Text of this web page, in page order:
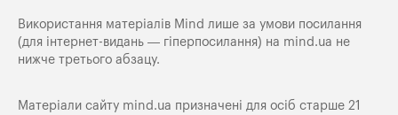
Використання матеріалів Mind лише за умови посилання
(для інтернет-видань — гіперпосилання) на mind.ua не
нижче третього абзацу.
Матеріали сайту mind.ua призначені для осіб старше 21